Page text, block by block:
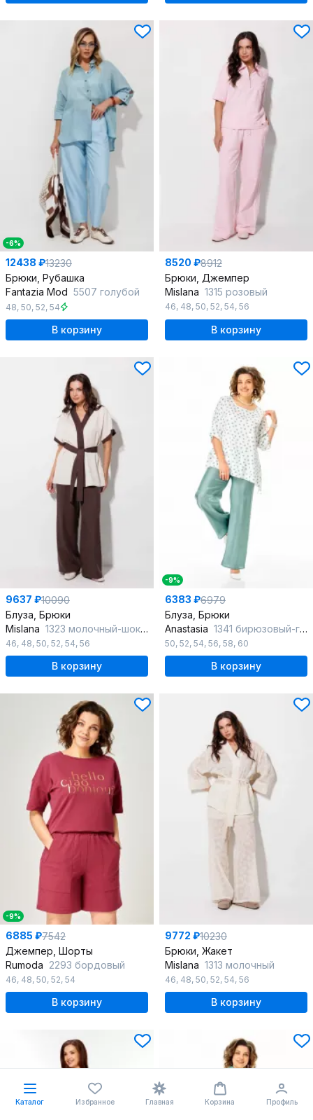
-6%
12438 ₽13230
Брюки, Рубашка
Fantazia Mod 5507 голубой
48, 50, 52, 54
В корзину
8520 ₽8912
Брюки, Джемпер
Mislana 1315 розовый
46, 48, 50, 52, 54, 56
В корзину
9637 ₽10090
Блуза, Брюки
Mislana 1323 молочный-шоколад
46, 48, 50, 52, 54, 56
В корзину
-9%
6383 ₽6979
Блуза, Брюки
Anastasia 1341 бирюзовый-горох
50, 52, 54, 56, 58, 60
В корзину
-9%
6885 ₽7542
Джемпер, Шорты
Rumoda 2293 бордовый
46, 48, 50, 52, 54
В корзину
9772 ₽10230
Брюки, Жакет
Mislana 1313 молочный
46, 48, 50, 52, 54, 56
В корзину
Каталог Избранное Главная Корзина Профиль